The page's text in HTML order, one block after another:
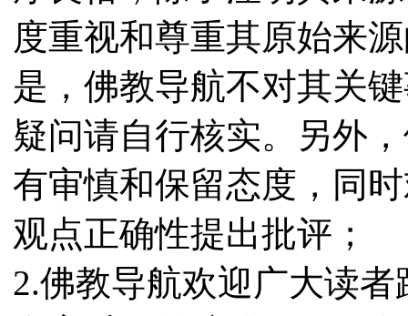
度重视和尊重其原始来
是，佛教导航不对其关
疑问请自行核实。另外
有审慎和保留态度，同
观点正确性提出批评；
2.佛教导航欢迎广大读